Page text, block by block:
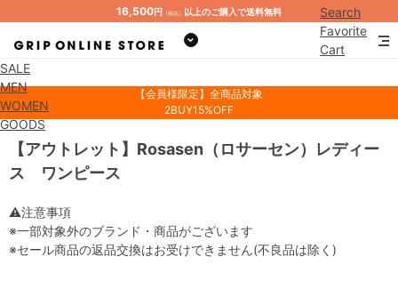
16,500円 （税込） 以上のご購入で送料無料
Search
Favorite
Cart
SALE
MEN
WOMEN
GOODS
【会員様限定】全商品対象
2BUY15%OFF
【アウトレット】Rosasen（ロサーセン）レディー
ス ワンピース
⚠注意事項
※一部対象外のブランド・商品がございます
※セール商品の返品交換はお受けできません(不良品は除く)